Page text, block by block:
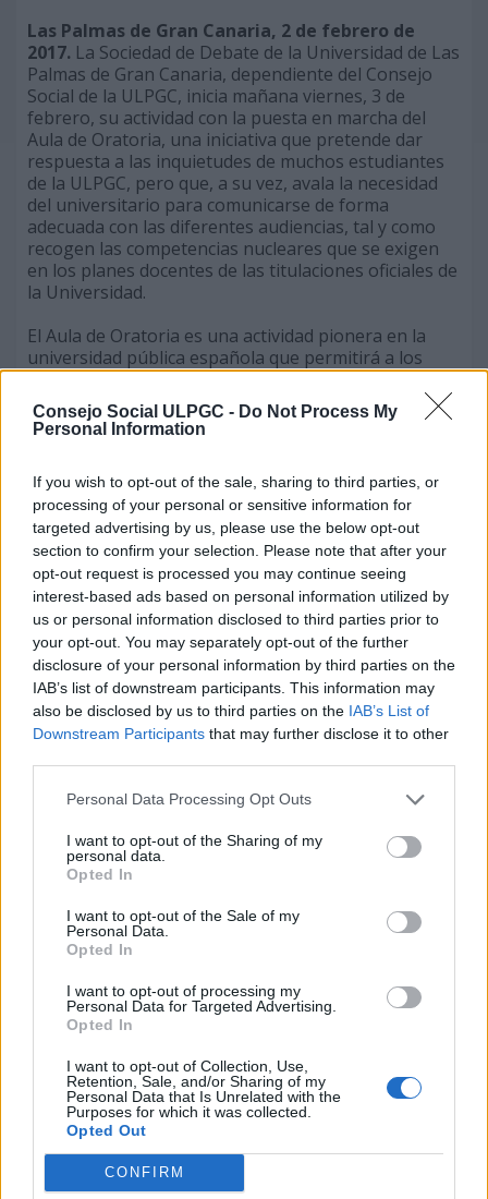
Consejo Social ULPGC - Do Not Process My
Personal Information
If you wish to opt-out of the sale, sharing to third parties, or
processing of your personal or sensitive information for
targeted advertising by us, please use the below opt-out
section to confirm your selection. Please note that after your
opt-out request is processed you may continue seeing
interest-based ads based on personal information utilized by
us or personal information disclosed to third parties prior to
your opt-out. You may separately opt-out of the further
disclosure of your personal information by third parties on the
IAB’s list of downstream participants. This information may
also be disclosed by us to third parties on the IAB’s List of
Downstream Participants that may further disclose it to other
Personal Data Processing Opt Outs
I want to opt-out of the Sharing of my
personal data.
Opted In
I want to opt-out of the Sale of my
Personal Data.
Opted In
I want to opt-out of processing my
Personal Data for Targeted Advertising.
Opted In
I want to opt-out of Collection, Use,
Retention, Sale, and/or Sharing of my
Personal Data that Is Unrelated with the
Purposes for which it was collected.
Opted Out
CONFIRM
Las Palmas de Gran Canaria, 2 de febrero de
2017. La Sociedad de Debate de la Universidad de Las
Palmas de Gran Canaria, dependiente del Consejo
Social de la ULPGC, inicia mañana viernes, 3 de
febrero, su actividad con la puesta en marcha del
Aula de Oratoria, una iniciativa que pretende dar
respuesta a las inquietudes de muchos estudiantes
de la ULPGC, pero que, a su vez, avala la necesidad
del universitario para comunicarse de forma
adecuada con las diferentes audiencias, tal y como
recogen las competencias nucleares que se exigen
en los planes docentes de las titulaciones oficiales de
la Universidad.
El Aula de Oratoria es una actividad pionera en la
universidad pública española que permitirá a los
estudiantes universitarios instruirse en
competencias comunicativas y de oratoria mediante
la impartición de talleres que se llevarán a cabo
competencias de trabajo en equipo, la búsqueda de
información, la argumentación y la comunicación
oral. Son talleres que contemplan una formación
teórica combinada con la puesta en práctica de las
habilidades necesarias en debates de competición.
Los talleres serán impartidos por antiguos
estudiantes de la ULPGC que han participado en
algunas de las ediciones de la Liga de Debate
Universitario organizadas por el Consejo Social de la
ULPGC desde hace nueve años, y por expertos con
formación en oratoria.
Programa del Aula de Oratoria
Así, mañana viernes, 3 de febrero, se pone en
marcha el primero de los talleres, cuyo título es “Los
argumentos y sus evidencias”, que impartirá el
abogado Alejandro Pérez, elegido mejor orador de
El viernes, 10 de febrero, se impartirá el taller
discurso”, a cargo de la Licenciada en Derecho y
Mediadora Familiar, Betsaida González, que también
participó en las Ligas de Debate Universitario y ha
sido formadora de algunos de los equipos que se
han presentado a esta competición.
El viernes, 17 de febrero, el taller que se llevará a
cabo tendrá por título “Destrezas para hablar en
público”, y estará a cargo del Licenciado en Derecho
y especialista en oratoria por la Escuela Europea de